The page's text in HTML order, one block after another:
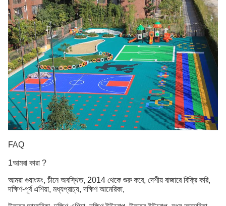
FAQ
1আমরা কারা ?
আমরা গুয়াংডং, চীনে অবস্থিত, 2014 থেকে শুরু করে, দেশীয় বাজারে বিক্রি করি,
দক্ষিণ-পূর্ব এশিয়া, মধ্যপ্রাচ্য, দক্ষিণ আমেরিকা,